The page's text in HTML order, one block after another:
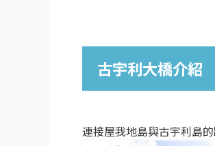
古宇利大橋介紹
連接屋我地島與古宇利島